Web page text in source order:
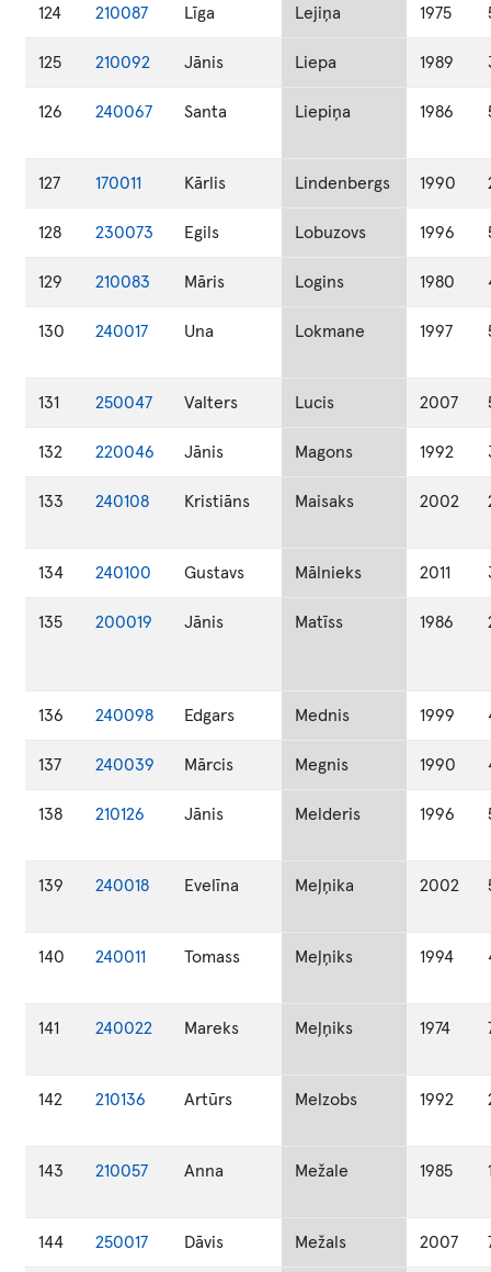
124 210087 Līga Lejiņa 1975
125 210092 Jānis Liepa 1989
126 240067 Santa Liepiņa 1986
127 170011 Kārlis Lindenbergs 1990
128 230073 Egils Lobuzovs 1996
129 210083 Māris Logins 1980
130 240017 Una Lokmane 1997
131 250047 Valters Lucis 2007
132 220046 Jānis Magons 1992
133 240108 Kristiāns Maisaks 2002
134 240100 Gustavs Mālnieks 2011
135 200019 Jānis Matīss 1986
136 240098 Edgars Mednis 1999
137 240039 Mārcis Megnis 1990
138 210126 Jānis Melderis 1996
139 240018 Evelīna Meļņika 2002
140 240011 Tomass Meļņiks 1994
141 240022 Mareks Meļņiks 1974
142 210136 Artūrs Melzobs 1992
143 210057 Anna Mežale 1985
144 250017 Dāvis Mežals 2007